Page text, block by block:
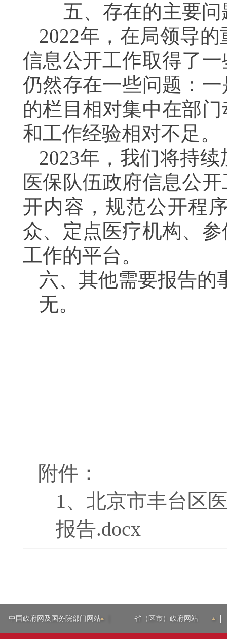
五、 存在的主要问
2022年，在局领导
信息公开工作取得了
仍然存在一些问题：
的栏目相对集中在部
和工作经验相对不足。
2023年，我们将持
医保队伍政府信息公
开内容，规范公开程
众、定点医疗机构、
工作的平台。
六、其他需要报告的
无。
附件：
1、 北京市丰台区
报告.docx
中国政府网及国务院部门网站 省（区市）政府网站